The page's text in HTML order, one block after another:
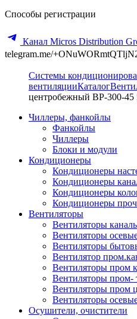
Способы регистрации
Канал Micros Distribution
telegram.me/
Системы
вентиляцииКаталог
центробежный ВР-300-45
Чиллеры, фанкойлы
Фанкойлы
Чиллеры
Блоки и модули
Кондиционеры
Кондиционеры
Кондиционеры
Кондиционеры
Кондиционеры
Вентиляторы
Вентиляторы
Вентиляторы
Вентиляторы
Вентилятор
Вентиляторы пром
Вентиляторы пром-
Вентиляторы пром
Вентиляторы
Осушители, очистители